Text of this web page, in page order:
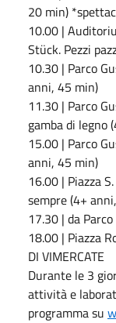
20 min)
10.00 |
Stück. Pezzi
10.30 | Parco
anni, 45 min)
11.30 | Parco
gamba di legno
15.00 | Parco
anni, 45 min)
16.00 | Piazza
sempre (4+
17.30 | da
18.00 | Piazza
DI VIMERCATE
Durante le 3
attività e
programma su